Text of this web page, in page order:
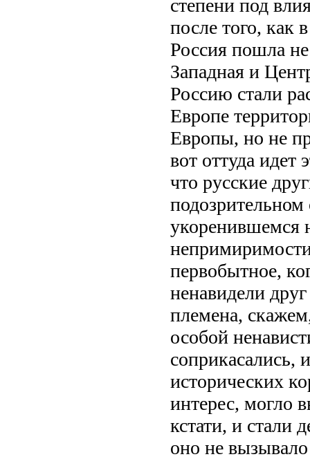
степени под
после того, как
Россия пошла
Западная и
Россию стали
Европе
Европы, но не
вот оттуда идет
что русские
укоренившемся
первобытное,
ненавидели
племена,
особой
соприкасались,
исторических
интерес, могло
кстати, и стали
оно не